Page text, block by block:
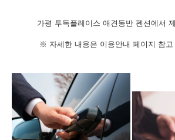
가평 투독플레이스 애견동반 펜션에서
※ 자세한 내용은 이용안내 페이지 참고